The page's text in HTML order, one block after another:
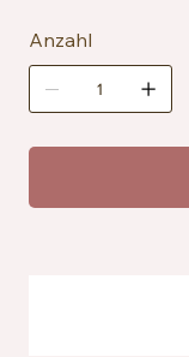
Anzahl